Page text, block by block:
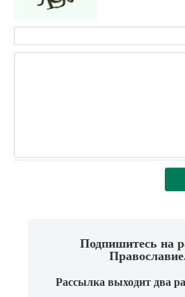
Подпишитесь на
Рассылка выходит два